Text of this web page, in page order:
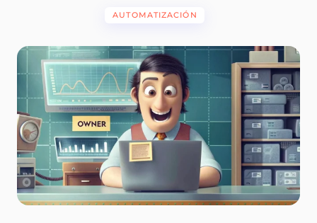
AUTOMATIZACIÓN